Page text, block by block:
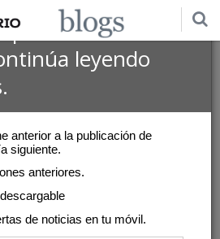
por $1 USD
leyendo
anterior a la publicación de
siguiente.
anteriores.
de noticias en tu móvil.